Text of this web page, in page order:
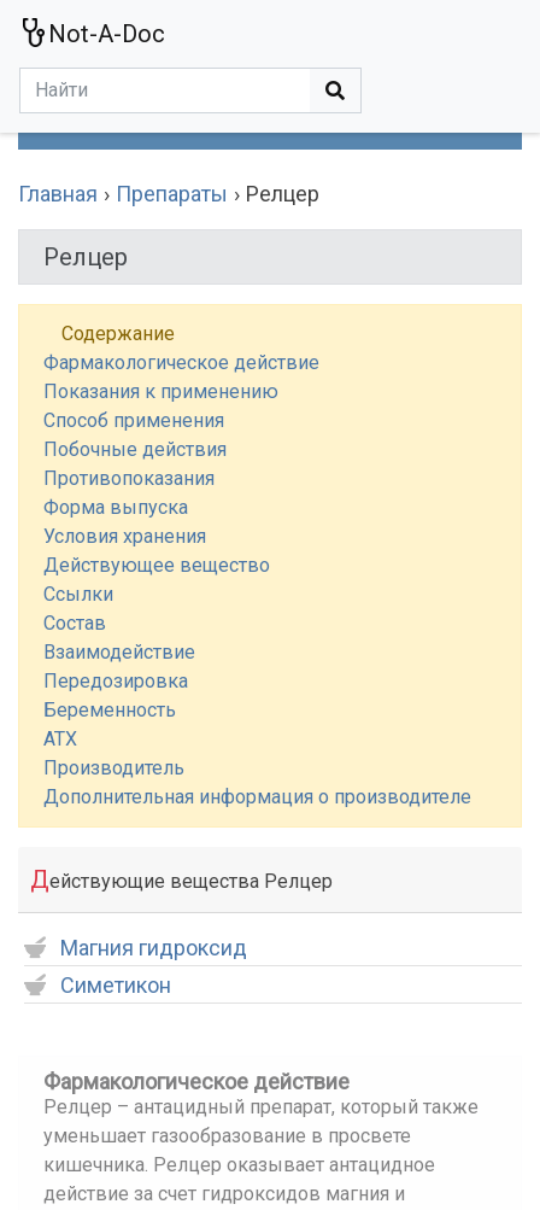
Not-A-Doc
Главная Препараты Релцер
Релцер
Содержание
Фармакологическое действие
Показания к применению
Способ применения
Побочные действия
Противопоказания
Форма выпуска
Условия хранения
Действующее вещество
Ссылки
Состав
Взаимодействие
Передозировка
Беременность
АТХ
Производитель
Дополнительная информация о производителе
Действующие вещества Релцер
Магния гидроксид
Симетикон
Фармакологическое действие
Релцер – антацидный препарат, который также
уменьшает газообразование в просвете
кишечника. Релцер оказывает антацидное
действие за счет гидроксидов магния и